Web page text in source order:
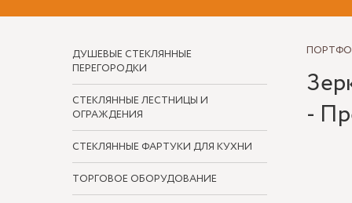
ДУШЕВЫЕ СТЕКЛЯННЫЕ
ПЕРЕГОРОДКИ
СТЕКЛЯННЫЕ ЛЕСТНИЦЫ И
ОГРАЖДЕНИЯ
СТЕКЛЯННЫЕ ФАРТУКИ ДЛЯ КУХНИ
ТОРГОВОЕ ОБОРУДОВАНИЕ
-